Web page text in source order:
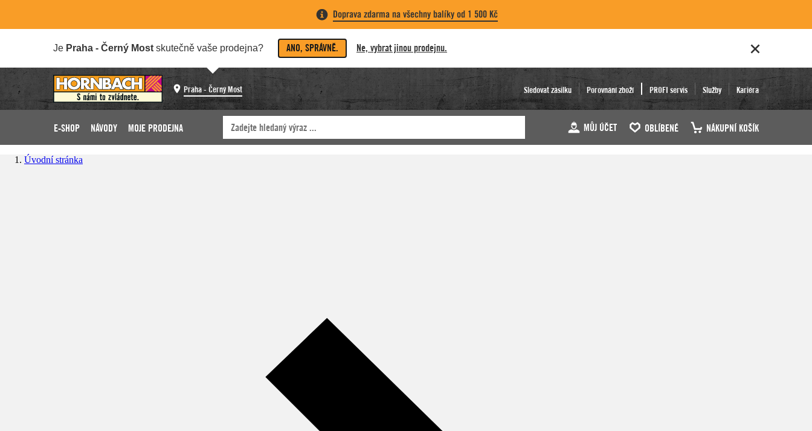
Doprava zdarma na všechny balíky od 1 500 Kč
Je Praha - Černý Most skutečně vaše prodejna? ANO, SPRÁVNĚ. Ne, vybrat jinou prodejnu.
Praha - Černý Most Sledovat zásilku Porovnání zboží PROFI servis Služby Kariéra
E-SHOP NÁVODY MOJE PRODEJNA MŮJ ÚČET OBLÍBENÉ NÁKUPNÍ KOŠÍK
Úvodní stránka